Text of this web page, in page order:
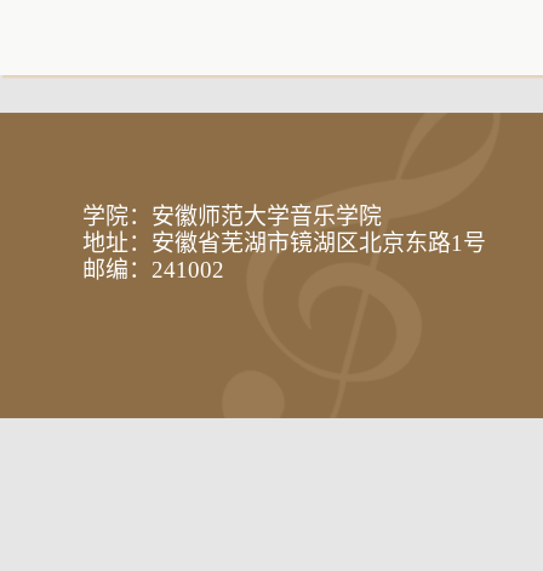
学院：安徽师范大学音乐学院
地址：安徽省芜湖市镜湖区北京东路1号
邮编：241002